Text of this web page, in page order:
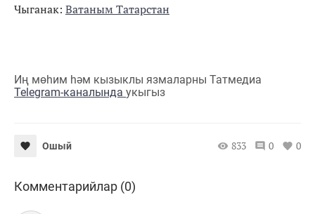
Чыганак: Ватаным Татарстан
Иң мөһим һәм кызыклы язмаларны Татмедиа
Telegram-каналында укыгыз
Ошый 833 0 0
Комментарийлар (0)